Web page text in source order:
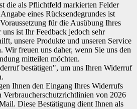
die als Pflichtfeld markierten Felder
eines Rücksendegrundes ist
für die Ausübung Ihres
ist Ihr Feedback jedoch sehr
unsere Produkte und unseren Service
Wir freuen uns daher, wenn Sie uns den
mitteilen möchten.
bestätigen", um uns Ihren Widerruf
Ihnen den Eingang Ihres Widerrufs
Verbraucherschutzrichtlinien von 2026
Diese Bestätigung dient Ihnen als